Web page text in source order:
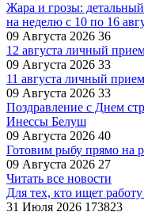
Жара и грозы:
на неделю с 10 по 16
09 Августа 2026 36
12 августа личный
09 Августа 2026 33
11 августа личный
09 Августа 2026 33
Поздравление с Днем
Инессы Белуш
09 Августа 2026 40
Готовим рыбу прямо на
09 Августа 2026 27
Читать все новости
Для тех, кто ищет
31 Июля 2026 173823